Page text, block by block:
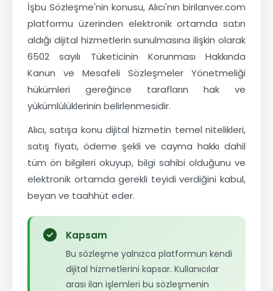
İşbu Sözleşme'nin konusu, Alıcı'nın birilanver.com
platformu üzerinden elektronik ortamda satın
aldığı dijital hizmetlerin sunulmasına ilişkin olarak
6502 sayılı Tüketicinin Korunması Hakkında
Kanun ve Mesafeli Sözleşmeler Yönetmeliği
hükümleri gereğince tarafların hak ve
yükümlülüklerinin belirlenmesidir.
Alıcı, satışa konu dijital hizmetin temel nitelikleri,
satış fiyatı, ödeme şekli ve cayma hakkı dahil
tüm ön bilgileri okuyup, bilgi sahibi olduğunu ve
elektronik ortamda gerekli teyidi verdiğini kabul,
beyan ve taahhüt eder.
Kapsam
Bu sözleşme yalnızca platformun kendi
dijital hizmetlerini kapsar. Kullanıcılar
arası ilan işlemleri bu sözleşmenin